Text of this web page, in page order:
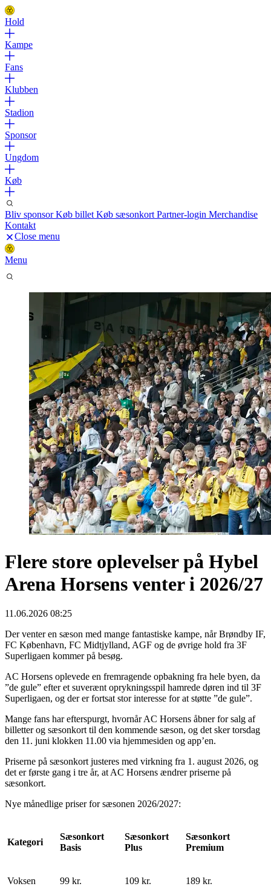
Hold
Kampe
Fans
Klubben
Stadion
Sponsor
Ungdom
Køb
Bliv sponsorKøb billet Køb sæsonkort Partner-login Merchandise
Kontakt
Close menu
Menu
Flere store oplevelser på Hybel
Arena Horsens venter i 2026/27
11.06.2026 08:25
Der venter en sæson med mange fantastiske kampe, når Brøndby IF,
FC København, FC Midtjylland, AGF og de øvrige hold fra 3F
Superligaen kommer på besøg.
AC Horsens oplevede en fremragende opbakning fra hele byen, da
”de gule” efter et suverænt oprykningsspil hamrede døren ind til 3F
Superligaen, og der er fortsat stor interesse for at støtte ”de gule”.
Mange fans har efterspurgt, hvornår AC Horsens åbner for salg af
billetter og sæsonkort til den kommende sæson, og det sker torsdag
den 11. juni klokken 11.00 via hjemmesiden og app’en.
Priserne på sæsonkort justeres med virkning fra 1. august 2026, og
det er første gang i tre år, at AC Horsens ændrer priserne på
sæsonkort.
Nye månedlige priser for sæsonen 2026/2027:
Kategori
Sæsonkort
Basis
Sæsonkort
Plus
Sæsonkort
Premium
Voksen 99 kr. 109 kr. 189 kr.